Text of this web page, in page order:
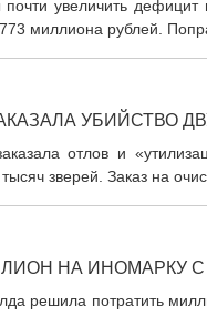
увеличить
миллиона рублей.
УБИЙСТВО
отлов и
зверей. Заказ на
НА ИНОМАРКУ
решила потратить